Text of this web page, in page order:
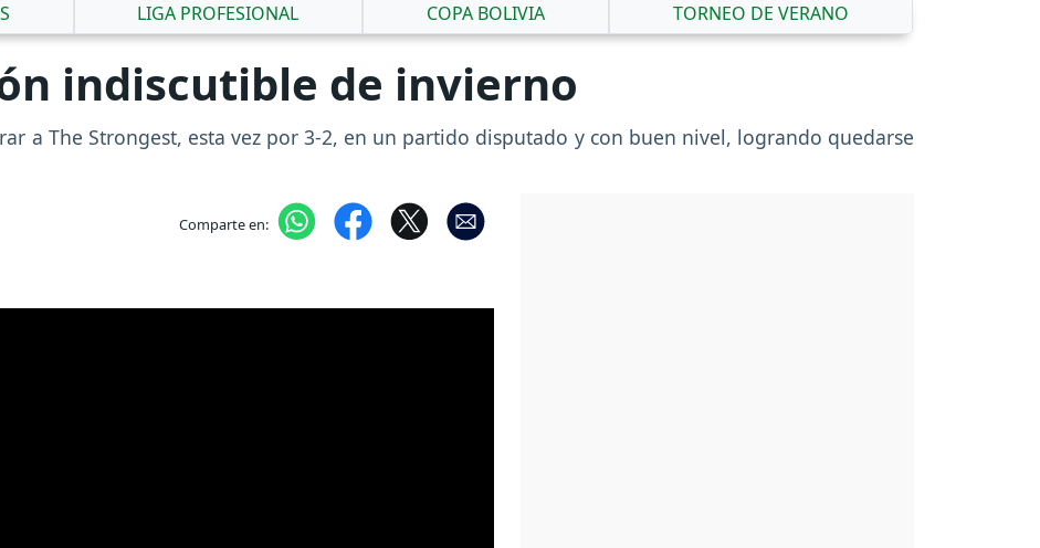
LIGA PROFESIONAL COPA BOLIVIA TORNEO DE VERANO
indiscutible de invierno
a The Strongest, esta vez por 3-2, en un partido disputado y con buen nivel, logrando quedarse
Comparte en: